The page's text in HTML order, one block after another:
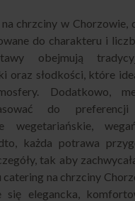
chrzciny w Chorzowie,
do charakteru i
obejmują
oraz słodkości, które
Dodatkowo,
do
wegetariańskie,
każda potrawa
tak aby
na chrzciny
się elegancka,